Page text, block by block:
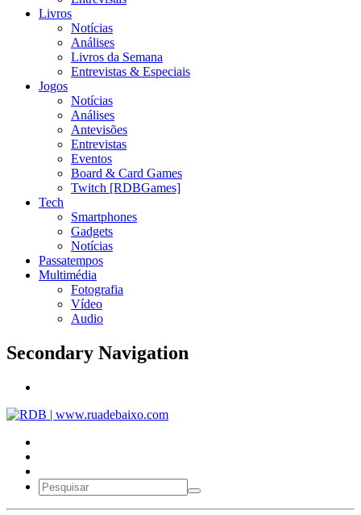
Livros
Notícias
Análises
Livros da Semana
Entrevistas & Especiais
Jogos
Notícias
Análises
Antevisões
Entrevistas
Eventos
Board & Card Games
Twitch [RDBGames]
Tech
Smartphones
Gadgets
Notícias
Passatempos
Multimédia
Fotografia
Vídeo
Audio
Secondary Navigation